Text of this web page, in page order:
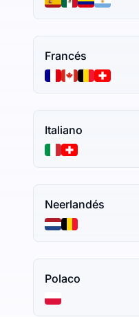
Francés
Italiano
Neerlandés
Polaco